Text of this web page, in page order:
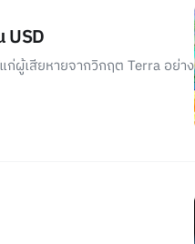
USD
ก่ผู้เสียหายจากวิกฤต Terra อย่าง